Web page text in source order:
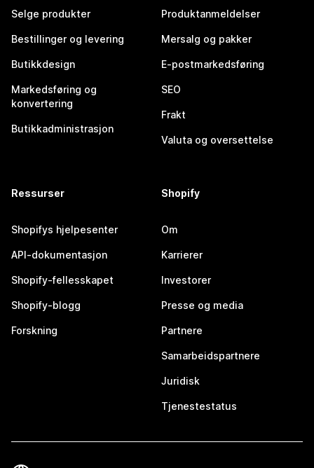
Selge produkter
Bestillinger og levering
Butikkdesign
Markedsføring og
konvertering
Butikkadministrasjon
Produktanmeldelser
Mersalg og pakker
E-postmarkedsføring
SEO
Frakt
Valuta og oversettelse
Ressurser
Shopifys hjelpesenter
API-dokumentasjon
Shopify-fellesskapet
Shopify-blogg
Forskning
Shopify
Om
Karrierer
Investorer
Presse og media
Partnere
Samarbeidspartnere
Juridisk
Tjenestestatus